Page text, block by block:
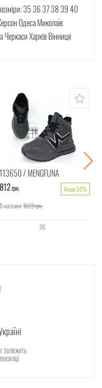
розміри: 35 36 37 38 39 40
Одеса Миколаїв
Харків Вінниця
113650 MENGFUNA
812грн.
Акція 50%
В магазині:1623грн.
36
залежить